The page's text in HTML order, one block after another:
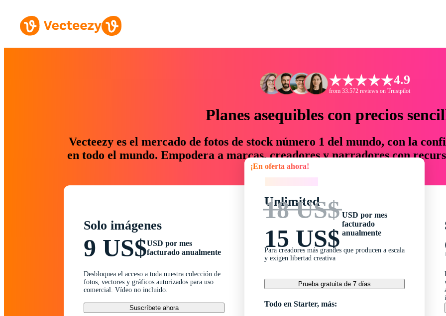
4.9
from 33.572 reviews on Trustpilot
Planes asequibles con precios
Vecteezy es el mercado de fotos de stock número 1 del mundo, con la
en todo el mundo. Empodera a marcas, creadores y narradores con
un 76 % en tiempo y presupuesto.
Solo imágenes
9 US$USD por mes
facturado anualmente
Desbloquea el acceso a toda nuestra colección de
fotos, vectores y gráficos autorizados para uso
comercial. Vídeo no incluido.
Suscríbete ahora
¡En oferta ahora!
Unlimited
18 US$
15 US$
USD por mes
facturado
anualmente
Para creadores más grandes que producen a escala
y exigen libertad creativa
Prueba gratuita de 7 días
Todo en Starter, más: